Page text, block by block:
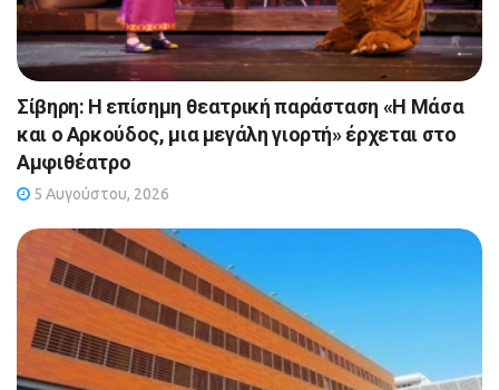
Σίβηρη: Η επίσημη θεατρική παράσταση «Η Μάσα
και ο Αρκούδος, μια μεγάλη γιορτή» έρχεται στο
Αμφιθέατρο
5 Αυγούστου, 2026